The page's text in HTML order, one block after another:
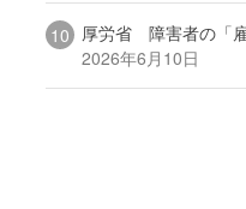
厚労省 障害者の「
2026年6月10日